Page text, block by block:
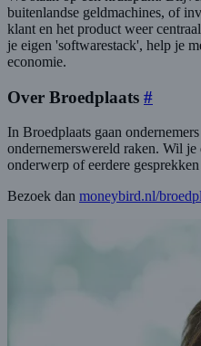
buitenlandse geldmachines, of
klant en het product weer
je eigen 'softwarestack', help je
economie.
Over Broedplaats #
In Broedplaats gaan
ondernemerswereld raken. Wil
onderwerp of eerdere
Bezoek dan moneybird.nl/